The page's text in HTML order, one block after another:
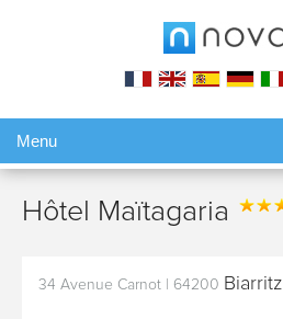
Menu
Hôtel Maïtagaria
34 Avenue Carnot 64200 Biarritz